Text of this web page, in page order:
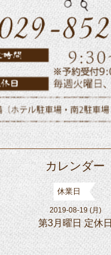
カレンダー
休業日
2019-08-19 (月)
第3月曜日 定休日